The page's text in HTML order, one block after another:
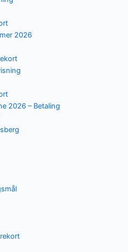
2026
2026 – Betaling